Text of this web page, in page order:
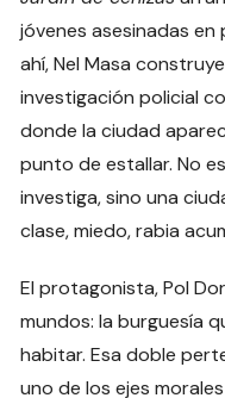
jóvenes asesinadas
ahí, Nel Masa
investigación policial
donde la ciudad
punto de estallar. No
investiga, sino una
clase, miedo, rabia
El protagonista, Pol
mundos: la burguesía
habitar. Esa doble
uno de los ejes